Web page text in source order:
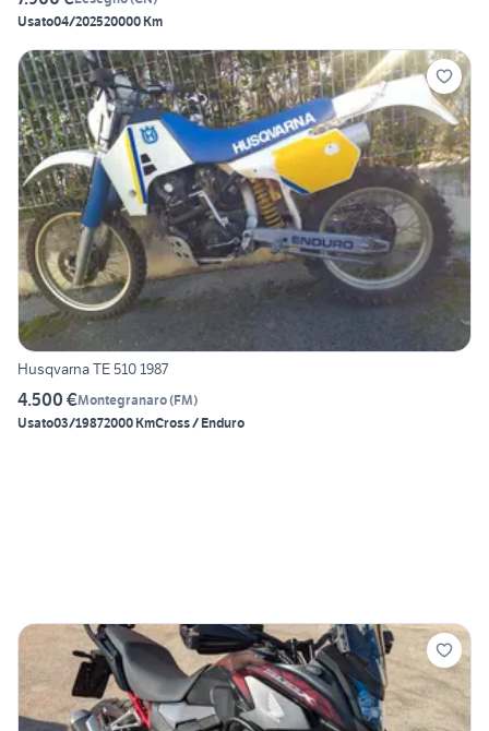
Usato04/202520000 Km
Husqvarna TE 510 1987
4.500 €Montegranaro(FM)
Usato03/19872000 KmCross / Enduro